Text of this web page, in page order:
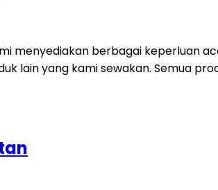
menyediakan berbagai keperluan
lain yang kami sewakan. Semua